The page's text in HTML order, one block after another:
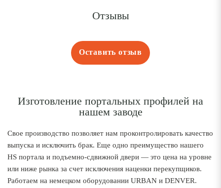
Отзывы
Оставить отзыв
Изготовление портальных профилей на
нашем заводе
Свое производство позволяет нам проконтролировать качество
выпуска и исключить брак. Еще одно преимущество нашего
HS портала и подъемно-сдвижной двери — это цена на уровне
или ниже рынка за счет исключения наценки перекупщиков.
Работаем на немецком оборудовании URBAN и DENVER.